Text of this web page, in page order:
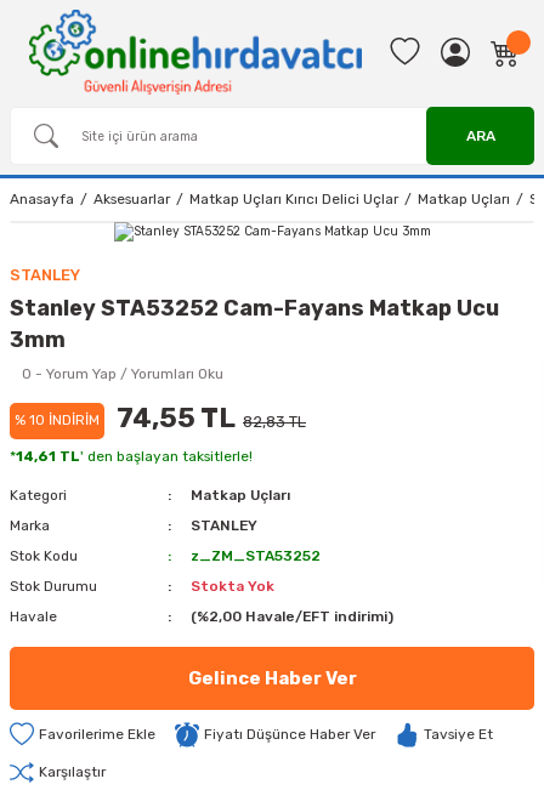
ARA
Anasayfa Aksesuarlar Matkap Uçları Kırıcı Delici Uçlar Matkap Uçları
STANLEY
Stanley STA53252 Cam-Fayans Matkap Ucu
3mm
0 - Yorum Yap / Yorumları Oku
% 10 İNDİRİM 74,55 TL 82,83 TL
*14,61 TL' den başlayan taksitlerle!
Kategori
Matkap Uçları
Marka
STANLEY
Stok Kodu
z_ZM_STA53252
Stok Durumu
Stokta Yok
Havale
(%2,00 Havale/EFT indirimi)
Gelince Haber Ver
Fiyatı Düşünce Haber Ver Tavsiye Et
Karşılaştır